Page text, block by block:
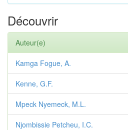
Découvrir
Auteur(e)
Kamga Fogue, A.
Kenne, G.F.
Mpeck Nyemeck, M.L.
Njombissie Petcheu, I.C.